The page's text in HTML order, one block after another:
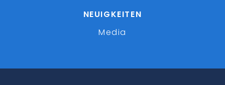
NEUIGKEITEN
Media